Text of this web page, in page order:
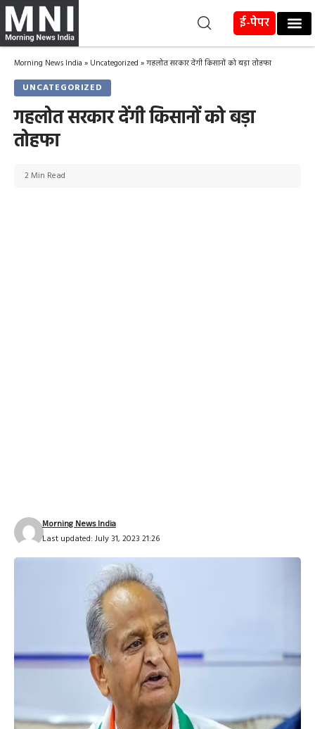
ई-पेपर
Morning News India » Uncategorized »गहलोत सरकार देंगी किसानों को बड़ा तोहफा
UNCATEGORIZED
गहलोत सरकार देंगी किसानों को बड़ा
तोहफा
Last updated: July 31, 2023 21:26
Morning News India
2 Min Read